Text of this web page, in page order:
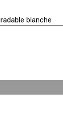
blanche